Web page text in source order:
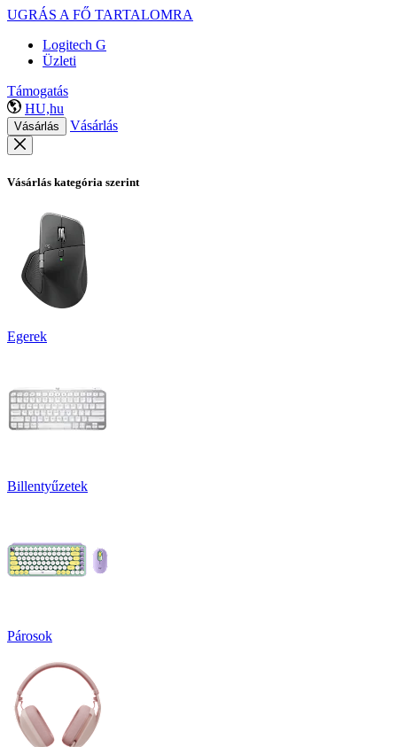
UGRÁS A FŐ TARTALOMRA
Logitech G
Üzleti
Támogatás
HU,hu
Vásárlás Vásárlás
Vásárlás kategória szerint
Egerek
Billentyűzetek
Párosok